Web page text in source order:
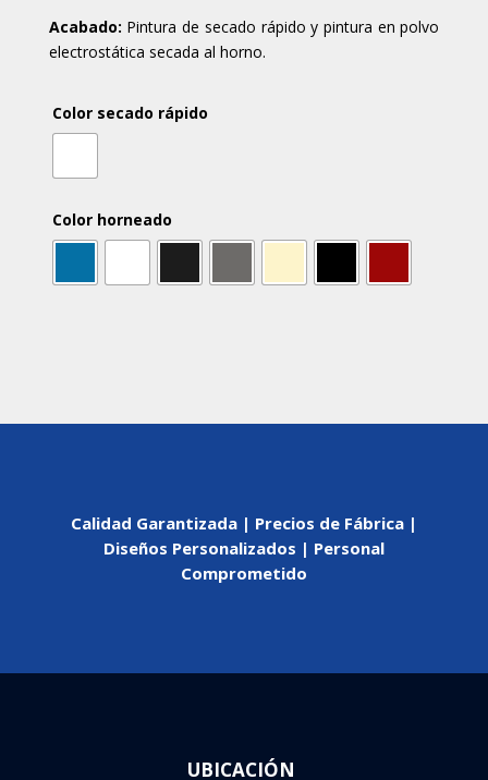
Acabado: Pintura de secado rápido y pintura en polvo
electrostática secada al horno.
Color secado rápido
Color horneado
Calidad Garantizada | Precios de Fábrica |
Diseños Personalizados | Personal
Comprometido
UBICACIÓN